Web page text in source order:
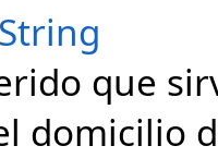
String
que
domicilio